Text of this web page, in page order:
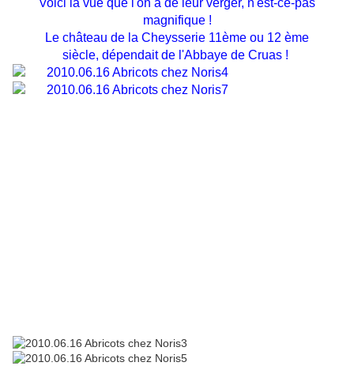
Voici la vue que l'on a de leur verger, n'est-ce-pas
magnifique !
Le château de la Cheysserie 11ème ou 12 ème
siècle, dépendait de l'Abbaye de Cruas !